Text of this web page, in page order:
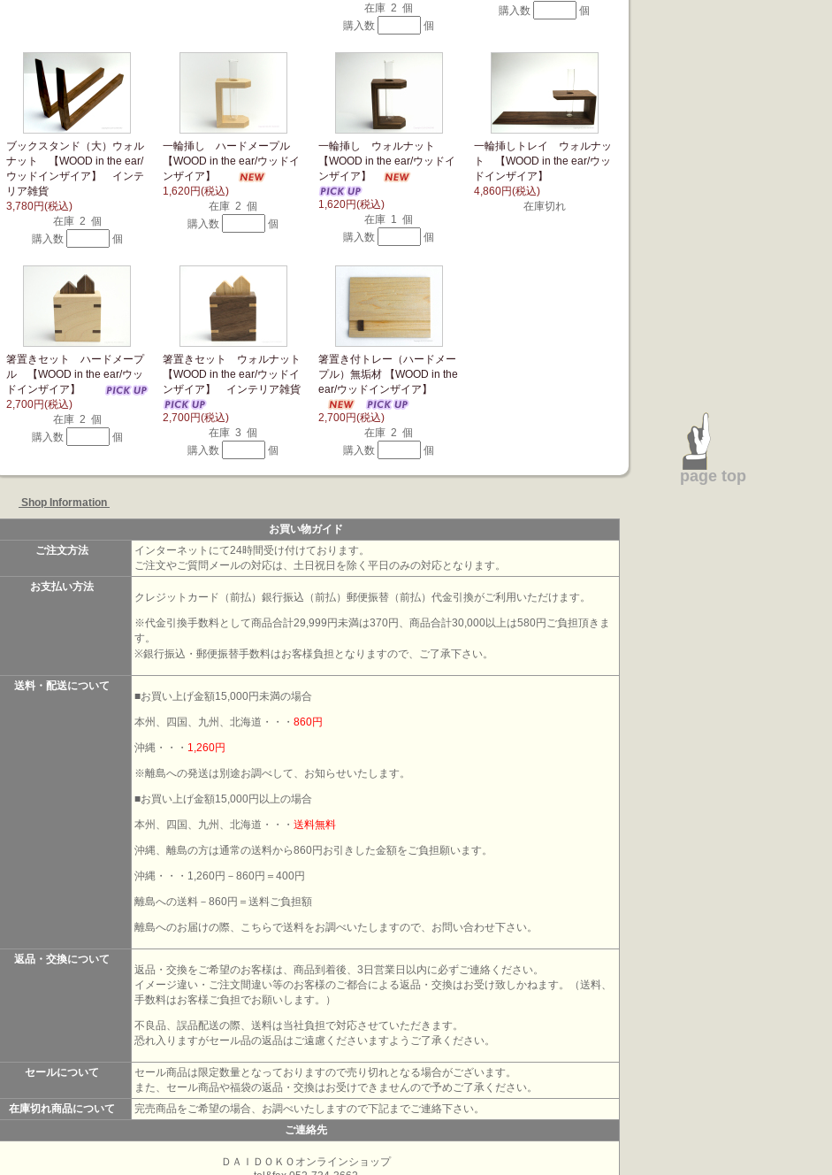
在庫 2 個
購入数
個
購入数
個
ブックスタンド（大）ウォル
ナット 【WOOD in the ear/
ウッドインザイア】 インテ
リア雑貨
3,780円(税込)
在庫 2 個
購入数
個
一輪挿し ハードメープル
【WOOD in the ear/ウッドイ
ンザイア】
1,620円(税込)
在庫 2 個
購入数
個
一輪挿し ウォルナット
【WOOD in the ear/ウッドイ
ンザイア】
1,620円(税込)
在庫 1 個
購入数
個
一輪挿しトレイ ウォルナッ
ト 【WOOD in the ear/ウッ
ドインザイア】
4,860円(税込)
在庫切れ
箸置きセット ハードメープ
ル 【WOOD in the ear/ウッ
ドインザイア】
2,700円(税込)
在庫 2 個
購入数
個
箸置きセット ウォルナット
【WOOD in the ear/ウッドイ
ンザイア】 インテリア雑貨
2,700円(税込)
在庫 3 個
購入数
個
箸置き付トレー（ハードメー
プル）無垢材 【WOOD in the
ear/ウッドインザイア】
2,700円(税込)
在庫 2 個
購入数
個
page top
Shop Information
お買い物ガイド
ご注文方法
インターネットにて24時間受け付けております。
ご注文やご質問メールの対応は、土日祝日を除く平日のみの対応となります。
お支払い方法
クレジットカード（前払）銀行振込（前払）郵便振替（前払）代金引換がご利用いただけます。
※代金引換手数料として商品合計29,999円未満は370円、商品合計30,000以上は580円ご負担頂きま
す。
※銀行振込・郵便振替手数料はお客様負担となりますので、ご了承下さい。
送料・配送について
■お買い上げ金額15,000円未満の場合
本州、四国、九州、北海道・・・ 860円
沖縄・・・ 1,260円
※離島への発送は別途お調べして、お知らせいたします。
■お買い上げ金額15,000円以上の場合
本州、四国、九州、北海道・・・ 送料無料
沖縄、離島の方は通常の送料から860円お引きした金額をご負担願います。
沖縄・・・1,260円－860円＝400円
離島への送料－860円＝送料ご負担額
離島へのお届けの際、こちらで送料をお調べいたしますので、お問い合わせ下さい。
返品・交換について
返品・交換をご希望のお客様は、商品到着後、3日営業日以内に必ずご連絡ください。
イメージ違い・ご注文間違い等のお客様のご都合による返品・交換はお受け致しかねます。（送料、
手数料はお客様ご負担でお願いします。）
不良品、誤品配送の際、送料は当社負担で対応させていただきます。
恐れ入りますがセール品の返品はご遠慮くださいますようご了承ください。
セールについて
セール商品は限定数量となっておりますので売り切れとなる場合がございます。
また、セール商品や福袋の返品・交換はお受けできませんので予めご了承ください。
在庫切れ商品について
完売商品をご希望の場合、お調べいたしますので下記までご連絡下さい。
ご連絡先
ＤＡＩＤＯＫＯオンラインショップ